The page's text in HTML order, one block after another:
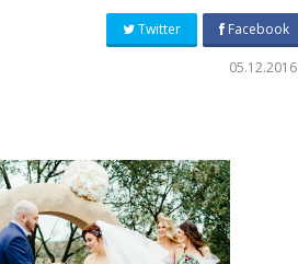
Twitter Facebook
05.12.2016